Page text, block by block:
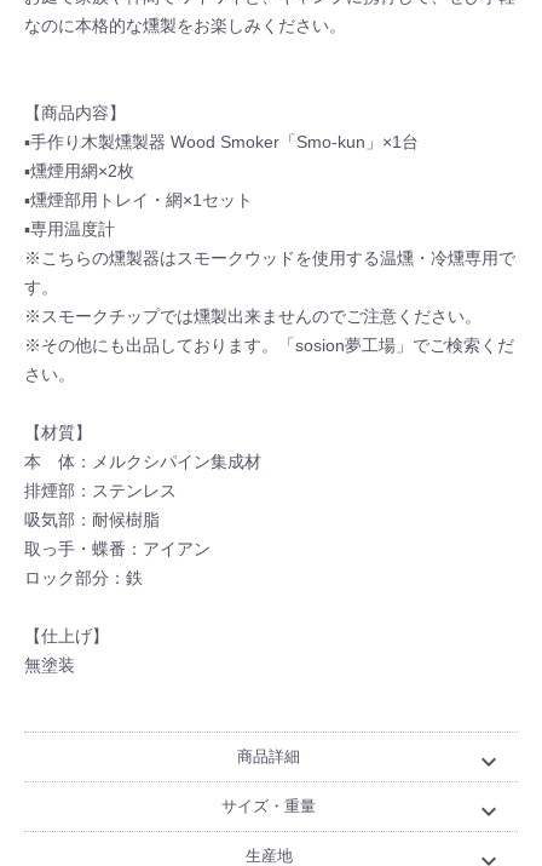
なのに本格的な燻製をお楽しみください。
【商品内容】
▪手作り木製燻製器 Wood Smoker「Smo-kun」×1台
▪燻煙用網×2枚
▪燻煙部用トレイ・網×1セット
▪専用温度計
※こちらの燻製器はスモークウッドを使用する温燻・冷燻専用で
す。
※スモークチップでは燻製出来ませんのでご注意ください。
※その他にも出品しております。「sosion夢工場」でご検索くだ
さい。
【材質】
本 体：メルクシパイン集成材
排煙部：ステンレス
吸気部：耐候樹脂
取っ手・蝶番：アイアン
ロック部分：鉄
【仕上げ】
無塗装
商品詳細 expand_more
サイズ・重量 expand_more
生産地